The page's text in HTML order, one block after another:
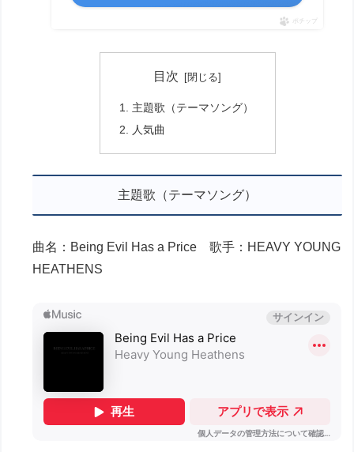
ポチップ
目次
主題歌（テーマソング）
人気曲
主題歌（テーマソング）
曲名：Being Evil Has a Price 歌手：HEAVY YOUNG
HEATHENS